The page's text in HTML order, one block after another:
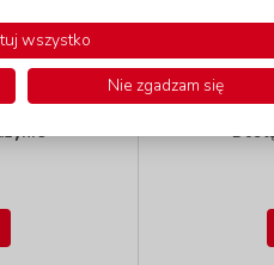
- gruby
wszystko
Nie zgadzam się